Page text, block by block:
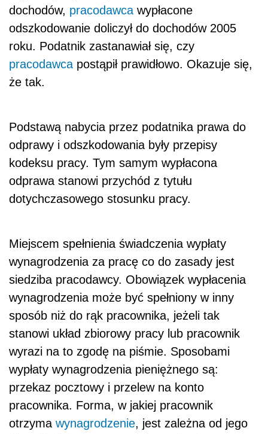
dochodów, pracodawca wypłacone
odszkodowanie doliczył do dochodów 2005
roku. Podatnik zastanawiał się, czy
pracodawca postąpił prawidłowo. Okazuje się,
że tak.
Podstawą nabycia przez podatnika prawa do
odprawy i odszkodowania były przepisy
kodeksu pracy. Tym samym wypłacona
odprawa stanowi przychód z tytułu
dotychczasowego stosunku pracy.
Miejscem spełnienia świadczenia wypłaty
wynagrodzenia za pracę co do zasady jest
siedziba pracodawcy. Obowiązek wypłacenia
wynagrodzenia może być spełniony w inny
sposób niż do rąk pracownika, jeżeli tak
stanowi układ zbiorowy pracy lub pracownik
wyrazi na to zgodę na piśmie. Sposobami
wypłaty wynagrodzenia pieniężnego są:
przekaz pocztowy i przelew na konto
pracownika. Forma, w jakiej pracownik
otrzyma wynagrodzenie, jest zależna od jego